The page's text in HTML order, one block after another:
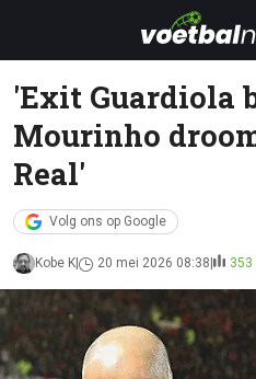
'Exit Guardiola
Mourinho
Real'
Volg ons op Google
Kobe K 20 mei 2026 08:38